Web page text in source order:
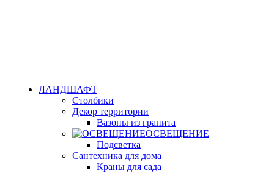
ЛАНДШАФТ
Столбики
Декор территории
Вазоны из гранита
ОСВЕЩЕНИЕ
Подсветка
Сантехника для дома
Краны для сада